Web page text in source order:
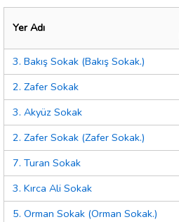
Yer Adı
3. Bakış Sokak (Bakış Sokak.)
2. Zafer Sokak
3. Akyüz Sokak
2. Zafer Sokak (Zafer Sokak.)
7. Turan Sokak
3. Kırca Ali Sokak
5. Orman Sokak (Orman Sokak.)